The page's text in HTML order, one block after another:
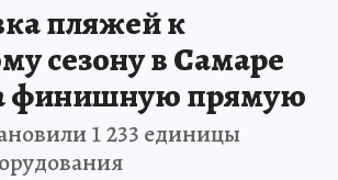
пляжей к
сезону в Самаре
финишную прямую
1 233 единицы